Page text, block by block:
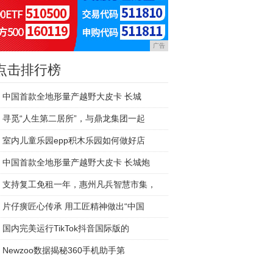
广告
击排行榜
中国首款全地形量产越野大皮卡 长城
寻觅“人生第二居所”，与鼎龙集团一起
室内儿童乐园epp积木乐园如何做好店
中国首款全地形量产越野大皮卡 长城炮
支持复工免租一年，惠州凡兵智慧市集，
片仔癀匠心传承 用工匠精神做出“中国
国内完美运行TikTok抖音国际版的
Newzoo数据揭秘360手机助手第